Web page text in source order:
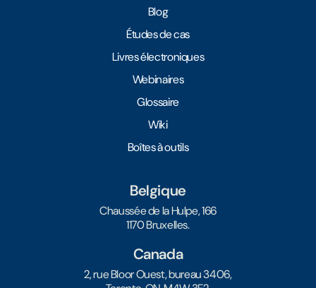
Blog
Études de cas
Livres électroniques
Webinaires
Glossaire
Wiki
Boîtes à outils
Belgique
Chaussée de la Hulpe, 166
1170 Bruxelles.
Canada
2, rue Bloor Ouest, bureau 3406,